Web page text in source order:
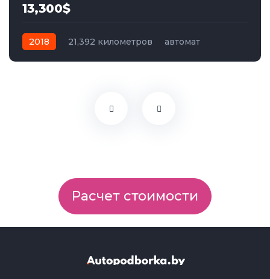
13,300$
2018 21,392 километров
автомат
Расчет стоимости